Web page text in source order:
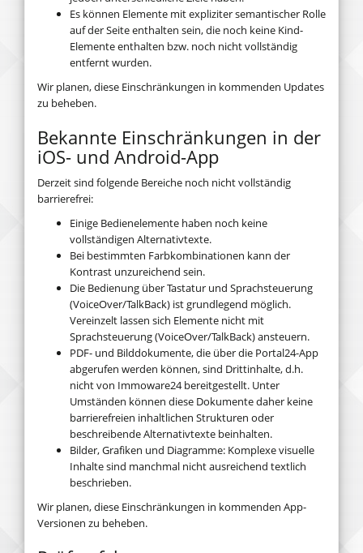
Es können Elemente mit expliziter semantischer Rolle
auf der Seite enthalten sein, die noch keine Kind-
Elemente enthalten bzw. noch nicht vollständig
entfernt wurden.
Wir planen, diese Einschränkungen in kommenden Updates
zu beheben.
Bekannte Einschränkungen in der
iOS- und Android-App
Derzeit sind folgende Bereiche noch nicht vollständig
barrierefrei:
Einige Bedienelemente haben noch keine
vollständigen Alternativtexte.
Bei bestimmten Farbkombinationen kann der
Kontrast unzureichend sein.
Die Bedienung über Tastatur und Sprachsteuerung
(VoiceOver/TalkBack) ist grundlegend möglich.
Vereinzelt lassen sich Elemente nicht mit
Sprachsteuerung (VoiceOver/TalkBack) ansteuern.
PDF- und Bilddokumente, die über die Portal24-App
abgerufen werden können, sind Drittinhalte, d.h.
nicht von Immoware24 bereitgestellt. Unter
Umständen können diese Dokumente daher keine
barrierefreien inhaltlichen Strukturen oder
beschreibende Alternativtexte beinhalten.
Bilder, Grafiken und Diagramme: Komplexe visuelle
Inhalte sind manchmal nicht ausreichend textlich
beschrieben.
Wir planen, diese Einschränkungen in kommenden App-
Versionen zu beheben.